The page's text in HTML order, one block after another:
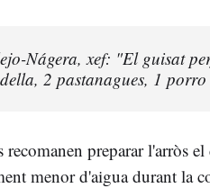
Nágera, xef: "El guisat
2 pastanagues, 1
preparar l'arròs
menor d'aigua durant la